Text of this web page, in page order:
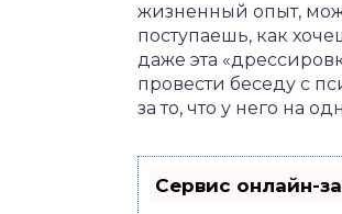
жизненный опыт,
поступаешь, как
даже эта «
провести беседу с
за то, что у него на
Сервис онлайн-